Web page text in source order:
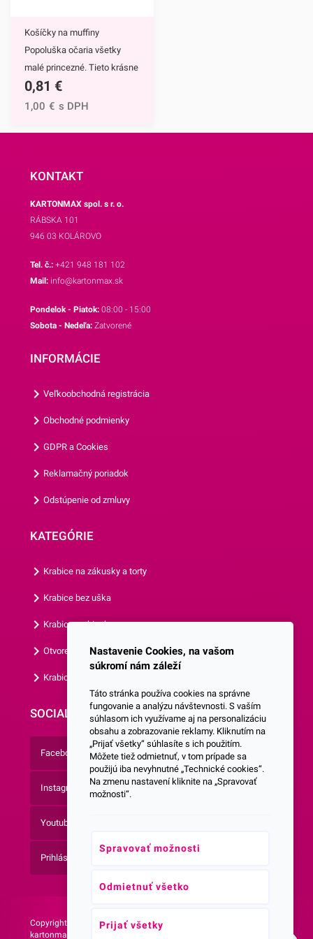
Košíčky na muffiny
Popoluška očaria všetky
malé princezné. Tieto krásne
a štýlové papierové košíčky
sú neodmysliteľnou výbavou
dezertov.Hlavným motívom
Popoluška, ktrorá je hlavnou
postavou jednej z
najznámejších Disney
rozprávok.Využijete ich na
každodenné pečenie, ale aj
Najväčší úspech však
zrejme zožnú na detských
vyrábané z papiera, ktorý je
potravinami. Ich priemer je 5
cm a ich výška je 3
až 50 košíčkov.Odporúčame
Vám aj ostatné motívy
0,81 €
1,00 € s DPH
KONTAKT
KARTONMAX spol. s r. o.
RÁBSKA 101
946 03 KOLÁROVO
Tel. č.: +421 948 181 102
Mail: info@kartonmax.sk
Pondelok - Piatok: 08:00 - 15:00
Sobota - Nedeľa: Zatvorené
INFORMÁCIE
Veľkoobchodná registrácia
Obchodné podmienky
GDPR a Cookies
Reklamačný poriadok
Odstúpenie od zmluvy
KATEGÓRIE
Krabice na zákusky a torty
Krabice bez uška
Krabice s okienkom
Otvorená krabica
Krabice s vlastným logom
SOCIALNE SIETE
Facebook
Instagram
Youtube
Prihlásenie do Newsletteru
Copyright © 2026 -
kartonmax.sk Všetky práva
Nastavenie Cookies, na vašom
súkromí nám záleží
Táto stránka používa cookies na správne
fungovanie a analýzu návštevnosti. S vaším
súhlasom ich využívame aj na personalizáciu
obsahu a zobrazovanie reklamy. Kliknutím na
„Prijať všetky“ súhlasíte s ich použitím.
Môžete tiež odmietnuť, v tom prípade sa
použijú iba nevyhnutné „Technické cookies“.
Na zmenu nastavení kliknite na „Spravovať
možnosti“.
Spravovať možnosti
Odmietnuť všetko
Prijať všetky